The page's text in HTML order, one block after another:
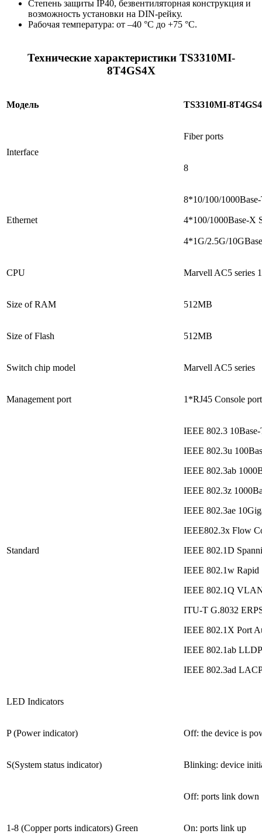
Степень защиты IP40, безвентиляторная конструкция и
возможность установки на DIN-рейку.
Рабочая температура: от –40 °С до +75 °С.
Технические характеристики TS3310MI-
8T4GS4X
Модель TS3310MI-
Interface
Fiber ports
8
Ethernet
8*10/100/
4*100/1000Base-X
4*1G/2.5G/
CPU Marvell AC5 series
Size of RAM 512MB
Size of Flash 512MB
Switch chip model Marvell AC5 series
Management port 1*RJ45 Console
Standard
IEEE 802.3
IEEE 802.3u
IEEE 802.3ab
IEEE 802.3z
IEEE 802.3ae
IEEE802.3x Flow
IEEE 802.1D
IEEE 802.1w Rapid
IEEE 802.1Q
ITU-T G.8032
IEEE 802.1X Port
IEEE 802.1ab LLDP
IEEE 802.3ad
LED Indicators
P (Power indicator) Off: the device is
S(System status indicator) Blinking: device
1-8 (Copper ports indicators) Green
Off: ports link down
On: ports link up